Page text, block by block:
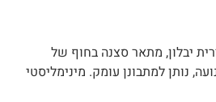
יבלון, מתאר סצנה בחוף של
נותן למתבונן עומק. מינימליסטי